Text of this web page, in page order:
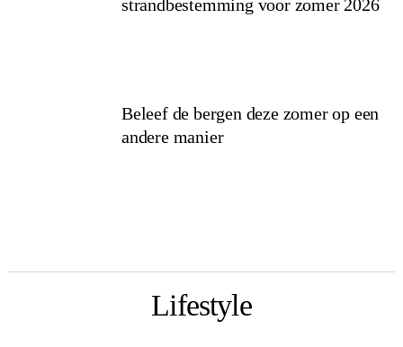
strandbestemming voor zomer 2026
Beleef de bergen deze zomer op een
andere manier
Lifestyle